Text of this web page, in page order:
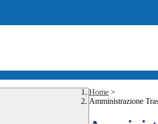
Home >
Amministrazione